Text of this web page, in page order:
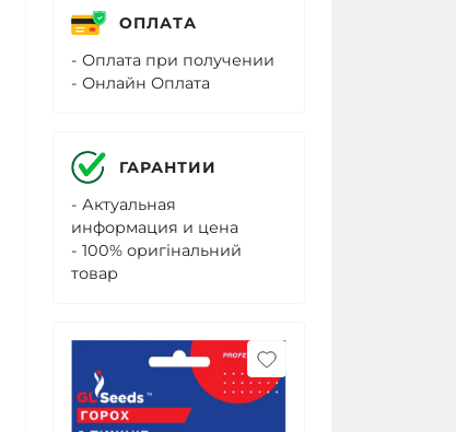
ОПЛАТА
- Оплата при получении
- Онлайн Оплата
ГАРАНТИИ
- Актуальная
информация и цена
- 100% оригінальний
товар